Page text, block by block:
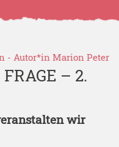
- Autor*in Marion Peter
– 2.
wir